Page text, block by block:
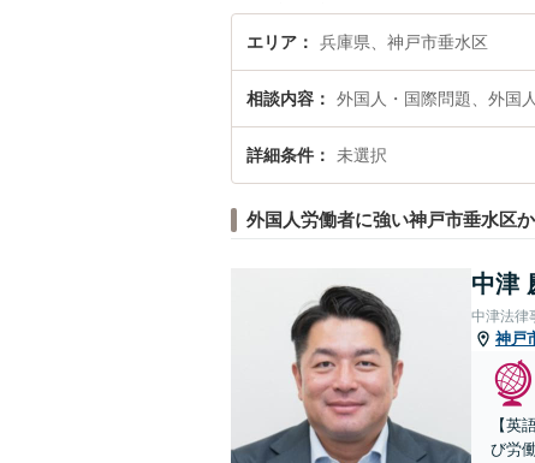
解決の実績豊富な近くの弁護士を検索したい
です。
エリア 兵庫県、神戸市垂水区
相談内容 外国人・国際問題、外国
詳細条件 未選択
外国人労働者に強い神戸市垂水区
中津
中津法律
神戸
【英
び労